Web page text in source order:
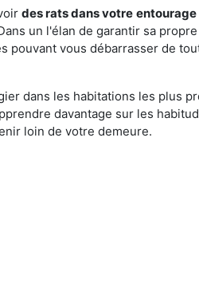
des rats dans votre entourage
un l'élan de garantir sa
pouvant vous débarrasser de
dans les habitations les plus
davantage sur les
loin de votre demeure.